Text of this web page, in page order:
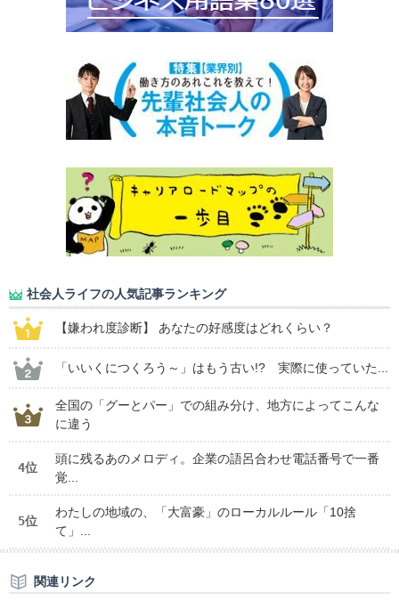
社会人ライフの人気記事ランキング
【嫌われ度診断】 あなたの好感度はどれくらい？
「いいくにつくろう～」はもう古い!? 実際に使っていた...
全国の「グーとパー」での組み分け、地方によってこんな
に違う
4位
頭に残るあのメロディ。企業の語呂合わせ電話番号で一番
覚...
5位
わたしの地域の、「大富豪」のローカルルール「10捨
て」...
関連リンク